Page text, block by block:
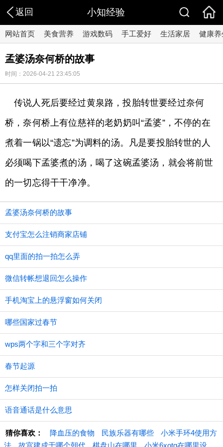
返回 小知经验
网站首页 美食营养 游戏数码 手工爱好 生活家居 健康养
孟婆汤奈何桥的故事
时间：2026-04-21 23:45:05
传说人死后要经过黄泉路，投胎转世要经过奈何
桥，奈何桥上有位慈祥的老奶奶叫“孟婆”，不停的在
煮着一锅以“遗忘”为调料的汤。凡是要投胎转世的人
必须喝下孟婆煮的汤，喝了这碗孟婆汤，就会将前世
的一切忘得干干净净。
孟婆汤奈何桥的故事
支付宝怎么注销商家店铺
qq里面的拍一拍怎么弄
微信转帐想退回怎么操作
手机淘宝上的悬浮窗如何关闭
哪些国家过春节
wps两个字和三个字对齐
春节起源
怎样关闭拍一拍
语音通话是什么意思
猜你喜欢： 降血压的食物 民族乐器有哪些
小米手环4使用方
法
故宫建成于哪个朝代 棋盘山在哪里 小米6xotg在哪里设